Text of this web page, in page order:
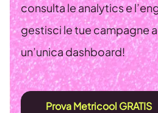
consulta le analytics e
gestisci le tue campagne
un’unica dashboard!
Prova Metricool GRATIS